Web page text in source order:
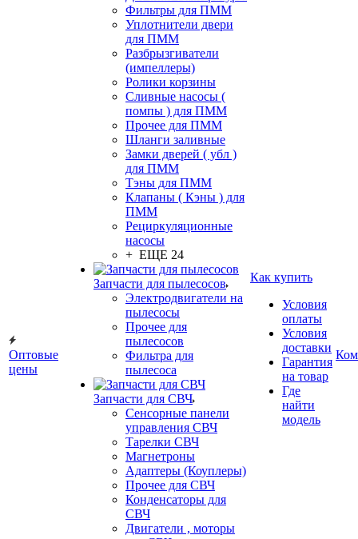
Оптовые
цены
Фильтры для ПММ
Уплотнители двери
для ПММ
Разбрызгиватели
(импеллеры)
Ролики корзины
Сливные насосы (
помпы ) для ПММ
Прочее для ПММ
Шланги заливные
Замки дверей ( убл )
для ПММ
Тэны для ПММ
Клапаны ( Кэны ) для
ПММ
Рециркуляционные
насосы
+ ЕЩЕ 24
Запчасти для пылесосов
Электродвигатели на
пылесосы
Прочее для
пылесосов
Фильтра для
пылесоса
Запчасти для СВЧ
Сенсорные панели
управления СВЧ
Тарелки СВЧ
Магнетроны
Адаптеры (Коуплеры)
Прочее для СВЧ
Конденсаторы для
СВЧ
Двигатели , моторы
Как купить
Условия
оплаты
Условия
доставки
Гарантия
на товар
Где
найти
модель